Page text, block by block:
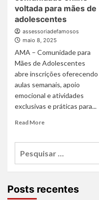
voltada para mães de
adolescentes
assessoriadefamosos
maio 8, 2025
AMA – Comunidade para
Mães de Adolescentes
abre inscrições oferecendo
aulas semanais, apoio
emocional e atividades
exclusivas e práticas para...
Read MoreRead
Renata
comunidade
online
Posts recentes